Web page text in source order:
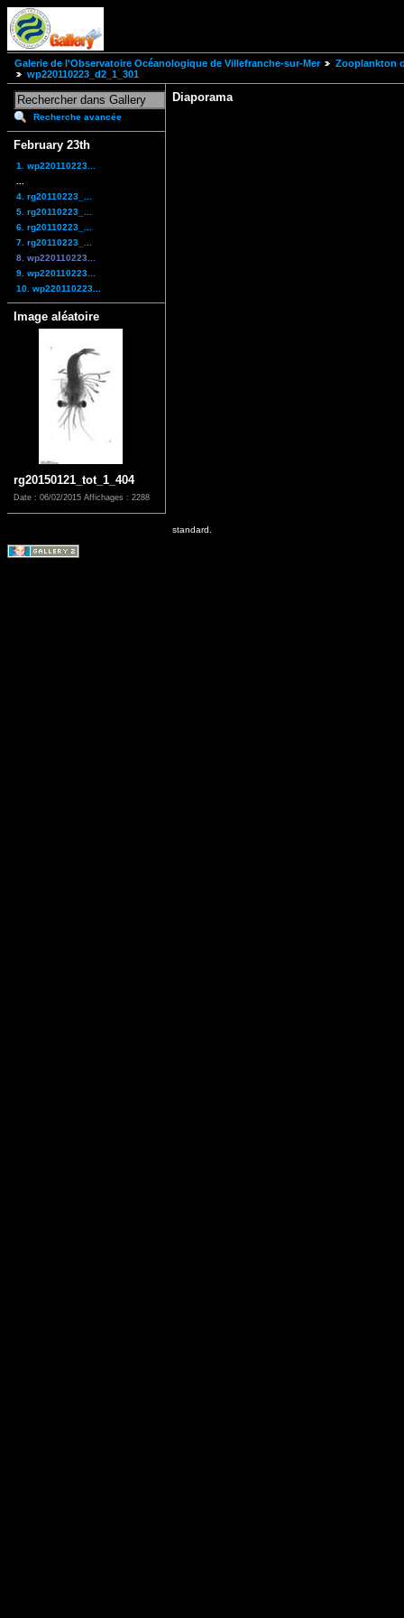
Galerie de l'Observatoire Océanologique de Villefranche-sur-Mer
Zooplankton
wp220110223_d2_1_301
Recherche avancée
February 23th
1. wp220110223...
4. rg20110223_...
5. rg20110223_...
6. rg20110223_...
7. rg20110223_...
8. wp220110223...
9. wp220110223...
10. wp220110223...
Image aléatoire
rg20150121_tot_1_404
Date : 06/02/2015 Affichages : 2288
Diaporama
standard.